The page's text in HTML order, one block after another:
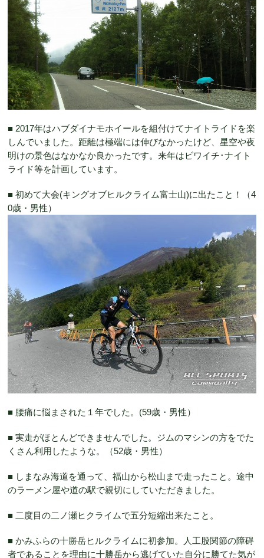
■ 2017年はハブダイナモホイールを組付けてナイトライドを楽
しんでいました。距離は極端には伸びなかったけど、星空や夜
明けの景色はなかなか良かったです。来年はビワイチ･ナイト
ライド等を計画しています。
■ 初めて大会(キングオブヒルクライム富士山)に出たこと！（4
0歳・男性）
■ 腰痛に悩まされた１年でした。(59歳・男性）
■ 実走がほとんどできませんでした。ジムのマシンの方をでた
くさん利用したような。（52歳・男性）
■ しまなみ海道を通って、福山から松山まで走ったこと。途中
のラーメン屋や道の駅で親切にしていただきました。
■ 二度目の二ノ瀬ヒクライムで五分短縮出来たこと。
■ かみふらの十勝岳ヒルクライムに初参加。人工股関節の障碍
者であることを理由に十勝岳から逃げていた自分に勝てた気が